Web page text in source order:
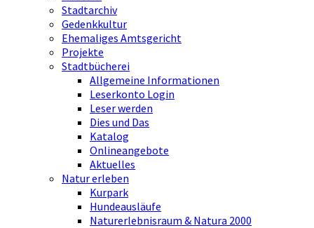
Stadtarchiv
Gedenkkultur
Ehemaliges Amtsgericht
Projekte
Stadtbücherei
Allgemeine Informationen
Leserkonto Login
Leser werden
Dies und Das
Katalog
Onlineangebote
Aktuelles
Natur erleben
Kurpark
Hundeausläufe
Naturerlebnisraum & Natura 2000